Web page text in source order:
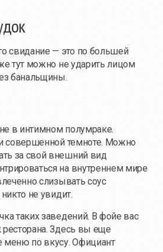
свидание — это по большей
тут можно не ударить лицом
банальщины.
в интимном полумраке.
совершенной темноте. Можно
за свой внешний вид
на внутреннем мире
слизывать соус
не увидит.
таких заведений. В фойе вас
ресторана. Здесь вы еще
меню по вкусу. Официант